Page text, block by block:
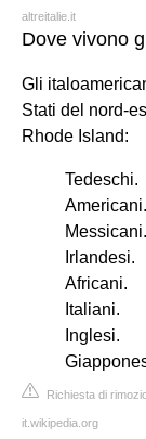
altreitalie.it
Dove vivono
Gli
Stati del nord-
Rhode Island:
Tedeschi.
Americani.
Messicani.
Irlandesi.
Africani.
Italiani.
Inglesi.
Richiesta di
it.wikipedia.org